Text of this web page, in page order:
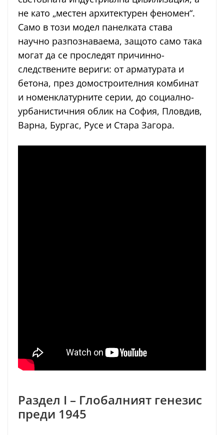
не като „местен архитектурен феномен“.
Само в този модел панелката става
научно разпознаваема, защото само така
могат да се проследят причинно-
следствените вериги: от арматурата и
бетона, през домостроителния комбинат
и номенклатурните серии, до социално-
урбанистичния облик на София, Пловдив,
Варна, Бургас, Русе и Стара Загора.
Раздел I – Глобалният генезис
преди 1945